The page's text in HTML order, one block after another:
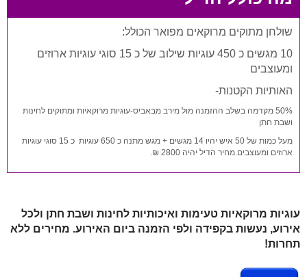
שולחן מתוקים מרוקאים מפואר הכולל:
10 מגשים כ 450 עוגיות שילוב של כ 15 סוגי עוגיות ארוזים
ומעוצבים
האותיות הקטנות-
50% מקדמה בשלב ההזמנה מול מירב מבאביס-עוגיות מרוקאיות ומתוקים לחינות
ושבת חתן
מעל כמות של 50 איש יהיו 14 מגשים + מגש מתנה כ 650 עוגיות כ 15 סוגי עוגיות
ארוזים ומעוצבים.מחיר הדיל יהיה 2800 ₪.
עוגיות מרוקאיות טעימות ואיכותיות לחינות ושבת חתן ולכל
אירוע, נעשות בקפידה ולפי הזמנה ביום האירוע. מחירים ללא
תחרות!